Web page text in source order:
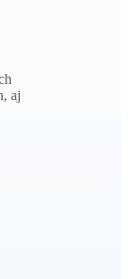
aj